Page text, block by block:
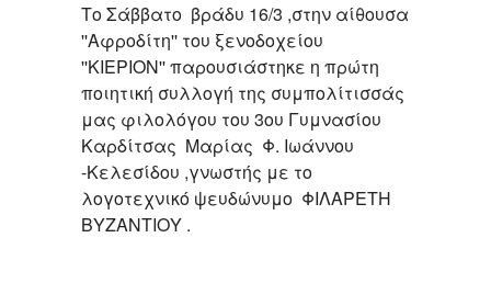
Το Σάββατο βράδυ 16/3 ,στην αίθουσα
''Αφροδίτη'' του ξενοδοχείου
''ΚΙΕΡΙΟΝ'' παρουσιάστηκε η πρώτη
ποιητική συλλογή της συμπολίτισσάς
μας φιλολόγου του 3ου Γυμνασίου
Καρδίτσας Μαρίας Φ. Ιωάννου
-Κελεσίδου ,γνωστής με το
λογοτεχνικό ψευδώνυμο ΦΙΛΑΡΕΤΗ
ΒΥΖΑΝΤΙΟΥ .